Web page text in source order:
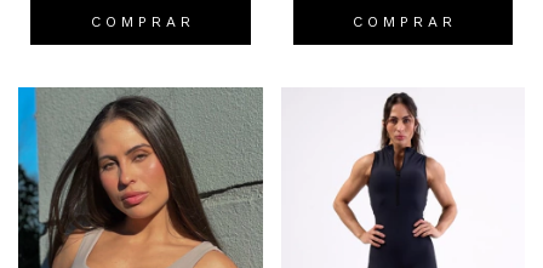
C O M P R A R C O M P R A R